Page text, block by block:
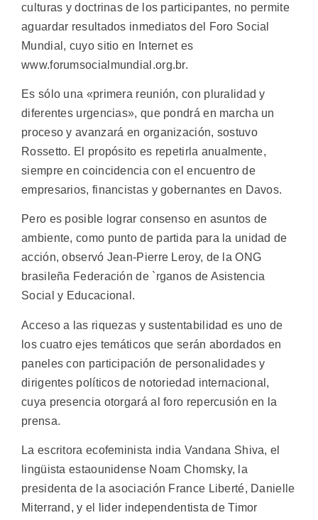
culturas y doctrinas de los participantes, no permite
aguardar resultados inmediatos del Foro Social
Mundial, cuyo sitio en Internet es
www.forumsocialmundial.org.br.
Es sólo una «primera reunión, con pluralidad y
diferentes urgencias», que pondrá en marcha un
proceso y avanzará en organización, sostuvo
Rossetto. El propósito es repetirla anualmente,
siempre en coincidencia con el encuentro de
empresarios, financistas y gobernantes en Davos.
Pero es posible lograr consenso en asuntos de
ambiente, como punto de partida para la unidad de
acción, observó Jean-Pierre Leroy, de la ONG
brasileña Federación de `rganos de Asistencia
Social y Educacional.
Acceso a las riquezas y sustentabilidad es uno de
los cuatro ejes temáticos que serán abordados en
paneles con participación de personalidades y
dirigentes políticos de notoriedad internacional,
cuya presencia otorgará al foro repercusión en la
prensa.
La escritora ecofeminista india Vandana Shiva, el
lingüista estaounidense Noam Chomsky, la
presidenta de la asociación France Liberté, Danielle
Miterrand, y el lider independentista de Timor